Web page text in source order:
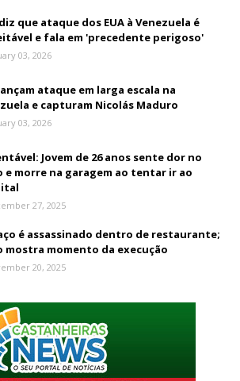
que ataque dos EUA à Venezuela é
e fala em 'precedente perigoso'
03, 2026
ataque em larga escala na
e capturam Nicolás Maduro
03, 2026
Jovem de 26 anos sente dor no
e morre na garagem ao tentar ir ao
27, 2025
é assassinado dentro de restaurante;
mostra momento da execução
20, 2025